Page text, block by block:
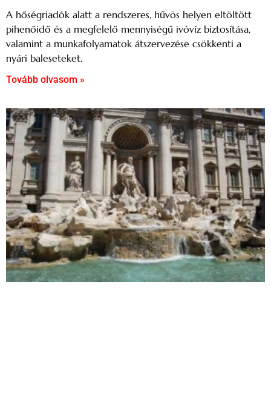
A hőségriadók alatt a rendszeres, hűvös helyen eltöltött
pihenőidő és a megfelelő mennyiségű ivóvíz biztosítása,
valamint a munkafolyamatok átszervezése csökkenti a
nyári baleseteket.
Tovább olvasom »